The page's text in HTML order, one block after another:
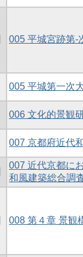
005 平城宮跡第-
005 平城第一次
006 文化的景観
007 京都府近代
007 近代京都に
和風建築総合調
008 第４章 景観